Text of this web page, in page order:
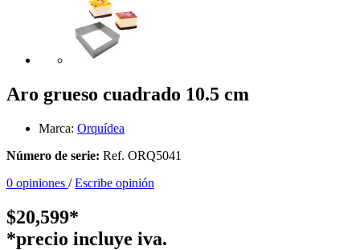
Aro grueso cuadrado 10.5 cm
Marca: Orquídea
Número de serie: Ref. ORQ5041
0 opiniones /Escribe opinión
$20,599*
*precio incluye iva.